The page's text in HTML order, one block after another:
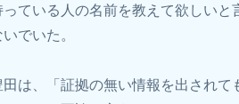
っている人の名前を教えて欲しい
でいた。
は、「証拠の無い情報を出され